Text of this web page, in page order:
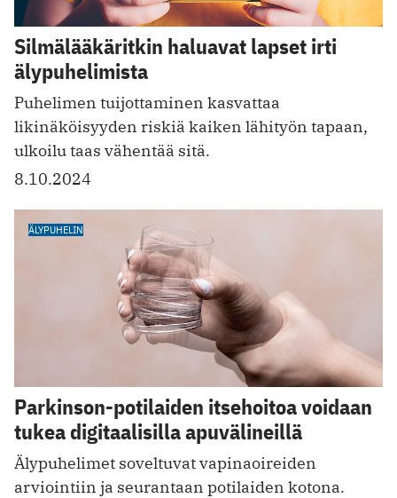
Silmälääkäritkin haluavat lapset irti
älypuhelimista
Puhelimen tuijottaminen kasvattaa
likinäköisyyden riskiä kaiken lähityön tapaan,
ulkoilu taas vähentää sitä.
8.10.2024
ÄLYPUHELIN
Parkinson-potilaiden itsehoitoa voidaan
tukea digitaalisilla apuvälineillä
Älypuhelimet soveltuvat vapinaoireiden
arviointiin ja seurantaan potilaiden kotona.